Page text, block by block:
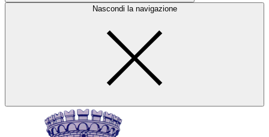
Nascondi la navigazione